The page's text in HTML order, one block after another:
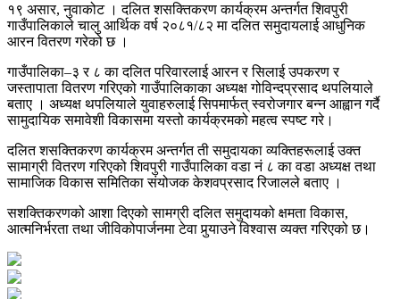
१९ असार, नुवाकोट । दलित शसक्तिकरण कार्यक्रम अन्तर्गत शिवपुरी
गाउँपालिकाले चालु आर्थिक वर्ष २०८१/८२ मा दलित समुदायलाई आधुनिक
आरन वितरण गरेको छ ।
गाउँपालिका–३ र ८ का दलित परिवारलाई आरन र सिलाई उपकरण र
जस्तापाता वितरण गरिएको गाउँपालिकाका अध्यक्ष गोविन्दप्रसाद थपलियाले
बताए । अध्यक्ष थपलियाले युवाहरुलाई सिपमार्फत् स्वरोजगार बन्न आह्वान गर्दै
सामुदायिक समावेशी विकासमा यस्तो कार्यक्रमको महत्व स्पष्ट गरे।
दलित शसक्तिकरण कार्यक्रम अन्तर्गत ती समुदायका व्यक्तिहरूलाई उक्त
सामाग्री वितरण गरिएको शिवपुरी गाउँपालिका वडा नं ८ का वडा अध्यक्ष तथा
सामाजिक विकास समितिका संयोजक केशवप्रसाद रिजालले बताए ।
सशक्तिकरणको आशा दिएको सामग्री दलित समुदायको क्षमता विकास,
आत्मनिर्भरता तथा जीविकोपार्जनमा टेवा पुर्‍याउने विश्वास व्यक्त गरिएको छ।